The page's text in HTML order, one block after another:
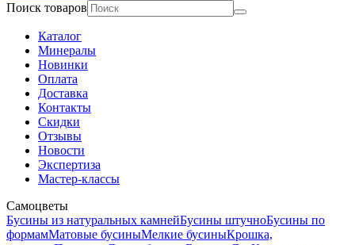
Поиск товаров
Каталог
Минералы
Новинки
Оплата
Доставка
Контакты
Скидки
Отзывы
Новости
Экспертиза
Мастер-классы
Самоцветы
Бусины из натуральных камнейБусины штучноБусины по
формамМатовые бусиныМелкие бусиныКрошка,